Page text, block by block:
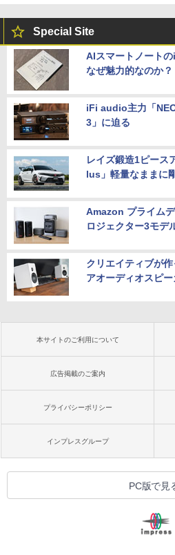
Special Site
AIスマートノート
なぜ魅力的なのか？
iFi audio主力「
3」に迫る
レイズ鍛造1ピース
lus」軽量なままに
Amazon プライム
ロジェクター3モデ
クリエイティブが
アオーディオスピー
本サイトのご利用について
広告掲載のご案内
プライバシーポリシー
インプレスグループ
PC版で見